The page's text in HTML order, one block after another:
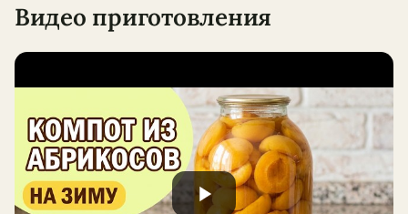
Видео приготовления